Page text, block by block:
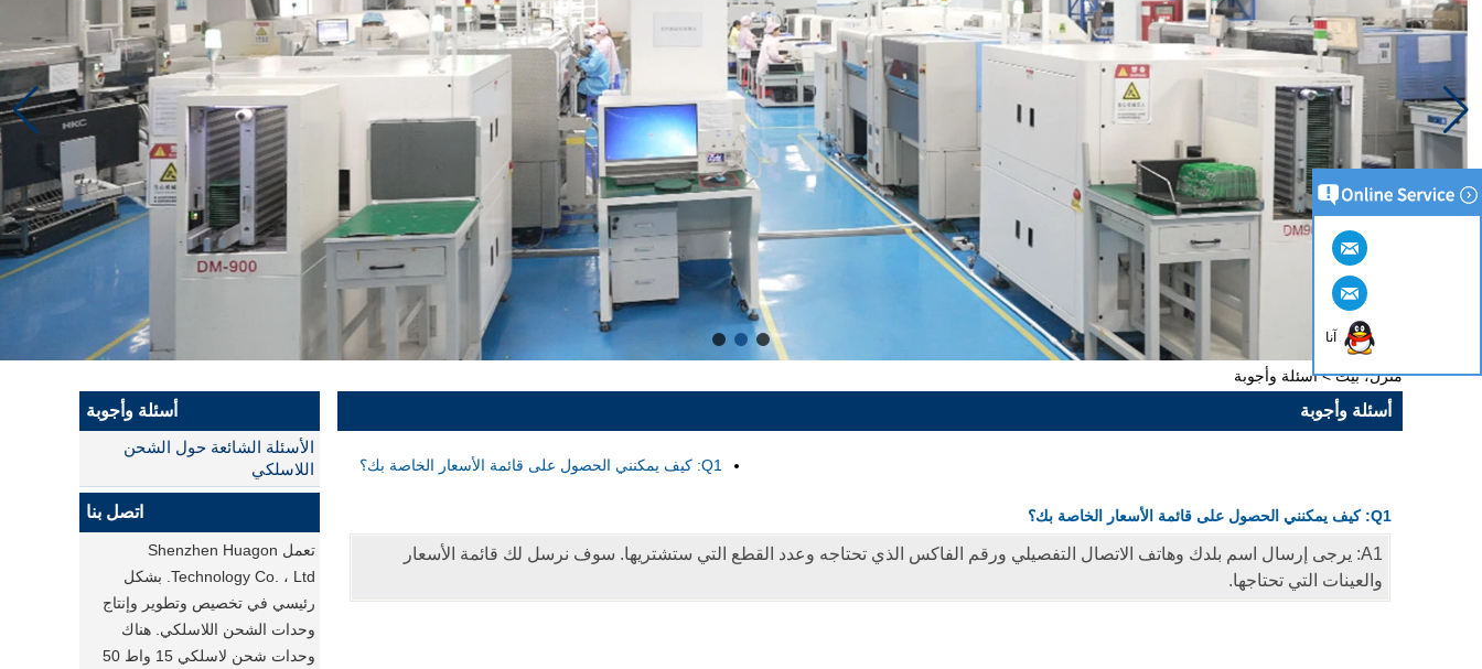
منزل، بيت>أسئلة وأجوبة
أسئلة وأجوبة
الأسئلة الشائعة حول الشحن
اللاسلكي
اتصل بنا
تعمل Shenzhen Huagon
Technology Co. ، Ltd. بشكل
رئيسي في تخصيص وتطوير وإنتاج
وحدات الشحن اللاسلكي. هناك
وحدات شحن لاسلكي 15 واط 50
أسئلة وأجوبة
Q1: كيف يمكنني الحصول على قائمة الأسعار الخاصة بك؟
Q1: كيف يمكنني الحصول على قائمة الأسعار الخاصة بك؟
A1: يرجى إرسال اسم بلدك وهاتف الاتصال التفصيلي ورقم الفاكس الذي تحتاجه وعدد القطع التي ستشتريها. سوف نرسل لك قائمة الأسعار
والعينات التي تحتاجها.
آنا